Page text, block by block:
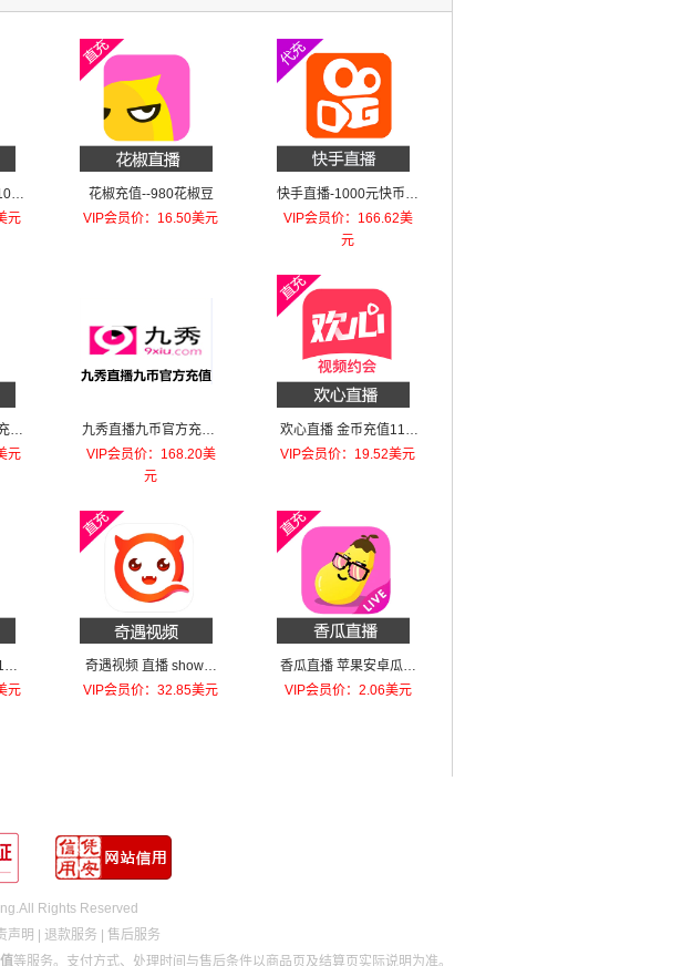
元
花椒充值--980花椒豆
VIP会员价：16.50美元
快手直播-1000元快币直
充
VIP会员价：166.62美
元
值
元
九秀直播九币官方充值-
1000元
VIP会员价：168.20美
元
欢心直播 金币充值11.8
万金币
VIP会员价：19.52美元
元
奇遇视频 直播 show金
币 会员 靓号充值19800
VIP会员价：32.85美元
香瓜直播 苹果安卓瓜币
充值388瓜币
VIP会员价：2.06美元
Rights Reserved
声明 | 退款服务 | 售后服务
等服务。支付方式、处理时间与售后条件以商品页及结算页实际说明为准。